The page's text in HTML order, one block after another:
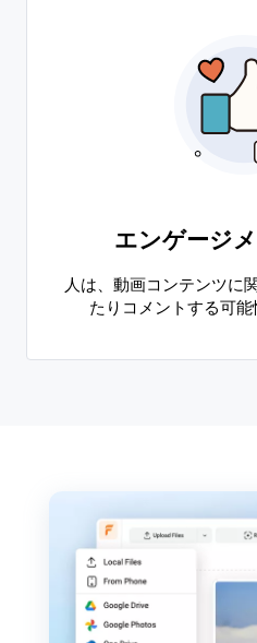
エンゲージ
人は、動画コンテンツに
たりコメントする可能